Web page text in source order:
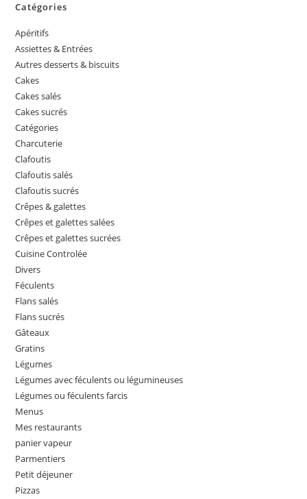
Catégories
Apéritifs
Assiettes & Entrées
Autres desserts & biscuits
Cakes
Cakes salés
Cakes sucrés
Catégories
Charcuterie
Clafoutis
Clafoutis salés
Clafoutis sucrés
Crêpes & galettes
Crêpes et galettes salées
Crêpes et galettes sucrées
Cuisine Controlée
Divers
Féculents
Flans salés
Flans sucrés
Gâteaux
Gratins
Légumes
Légumes avec féculents ou légumineuses
Légumes ou féculents farcis
Menus
Mes restaurants
panier vapeur
Parmentiers
Petit déjeuner
Pizzas